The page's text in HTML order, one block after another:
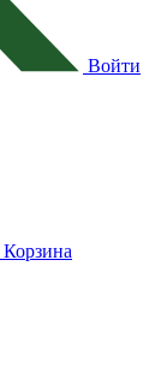
Войти
Корзина